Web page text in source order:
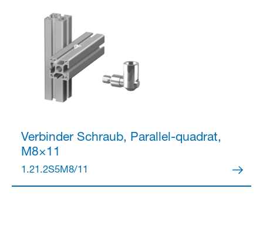
VerbinderSchraub, Parallel-quadrat,
M8×11
1.21.2S5M8/11